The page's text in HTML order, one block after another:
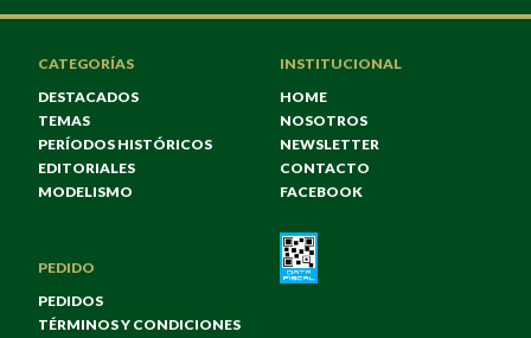
CATEGORÍAS
DESTACADOS
TEMAS
PERÍODOS HISTÓRICOS
EDITORIALES
MODELISMO
INSTITUCIONAL
HOME
NOSOTROS
NEWSLETTER
CONTACTO
FACEBOOK
PEDIDO
PEDIDOS
TÉRMINOS Y CONDICIONES